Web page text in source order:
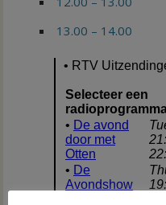
13.00 – 14.00